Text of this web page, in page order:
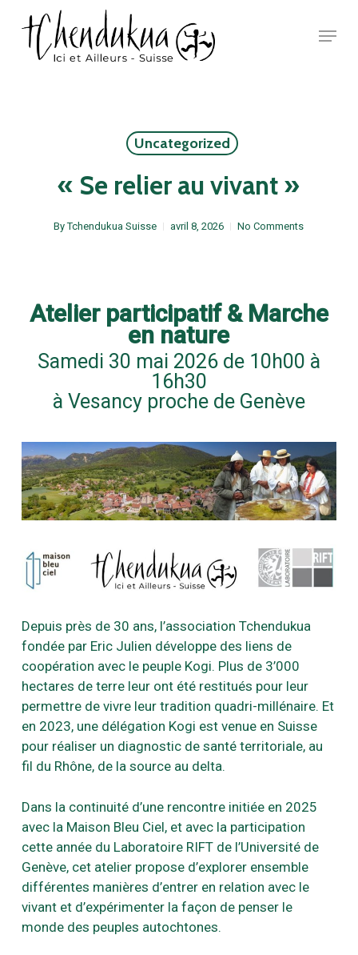
Menu
Uncategorized
« Se relier au vivant »
By Tchendukua Suisse avril 8, 2026 No Comments
Atelier participatif & Marche
en nature
Samedi 30 mai 2026 de 10h00 à
16h30
à Vesancy proche de Genève
Depuis près de 30 ans, l’association Tchendukua
fondée par Eric Julien développe des liens de
coopération avec le peuple Kogi. Plus de 3’000
hectares de terre leur ont été restitués pour leur
permettre de vivre leur tradition quadri-millénaire. Et
en 2023, une délégation Kogi est venue en Suisse
pour réaliser un diagnostic de santé territoriale, au
fil du Rhône, de la source au delta.
Dans la continuité d’une rencontre initiée en 2025
avec la Maison Bleu Ciel, et avec la participation
cette année du Laboratoire RIFT de l’Université de
Genève, cet atelier propose d’explorer ensemble
différentes manières d’entrer en relation avec le
vivant et d’expérimenter la façon de penser le
monde des peuples autochtones.